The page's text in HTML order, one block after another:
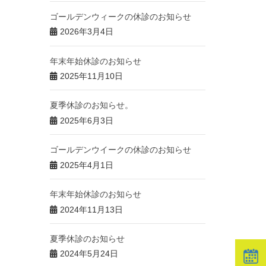
ゴールデンウィークの休診のお知らせ
2026年3月4日
年末年始休診のお知らせ
2025年11月10日
夏季休診のお知らせ。
2025年6月3日
ゴールデンウイークの休診のお知らせ
2025年4月1日
年末年始休診のお知らせ
2024年11月13日
夏季休診のお知らせ
2024年5月24日